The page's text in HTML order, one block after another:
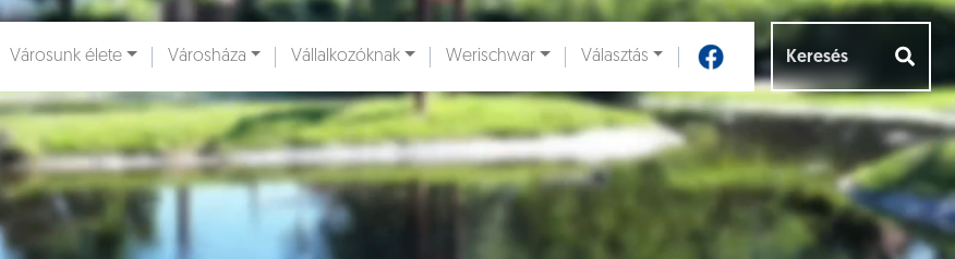
Városunk élete Városháza Vállalkozóknak Werischwar Választás